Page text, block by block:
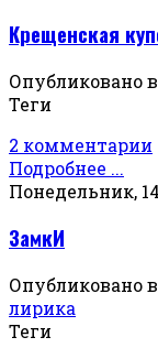
Крещенская
Опубликовано в
Теги
2 комментарии
Подробнее ...
Понедельник,
ЗамкИ
Опубликовано в
лирика
Теги